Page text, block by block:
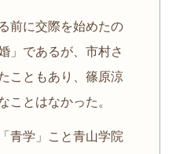
前に交際を始めたの
」であるが、市村さ
こともあり、篠原涼
ことはなかった。
青学」こと青山学院